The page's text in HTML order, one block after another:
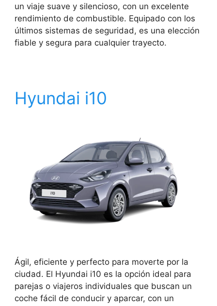
un viaje suave y silencioso, con un excelente
rendimiento de combustible. Equipado con los
últimos sistemas de seguridad, es una elección
fiable y segura para cualquier trayecto.
Hyundai i10
Ágil, eficiente y perfecto para moverte por la
ciudad. El Hyundai i10 es la opción ideal para
parejas o viajeros individuales que buscan un
coche fácil de conducir y aparcar, con un